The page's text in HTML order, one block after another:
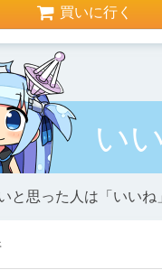
買いに行く
い
と思った人は「いいね